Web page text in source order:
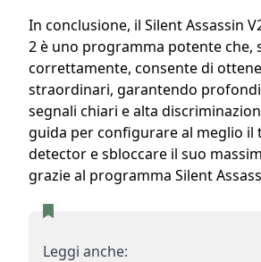
In conclusione, il Silent Assassin
2 è uno programma potente che,
correttamente, consente di
straordinari, garantendo
segnali chiari e alta
guida per configurare al meglio il
detector e sbloccare il suo
grazie al programma Silent
Leggi anche: